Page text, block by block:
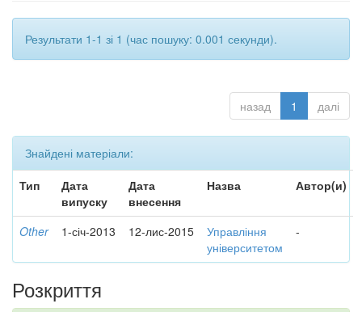
Результати 1-1 зі 1 (час пошуку: 0.001 секунди).
назад 1 далі
Знайдені матеріали:
Тип
Дата
випуску
Дата
внесення
Назва Автор(и)
Other 1-січ-2013 12-лис-2015
Управління
університетом
-
Розкриття